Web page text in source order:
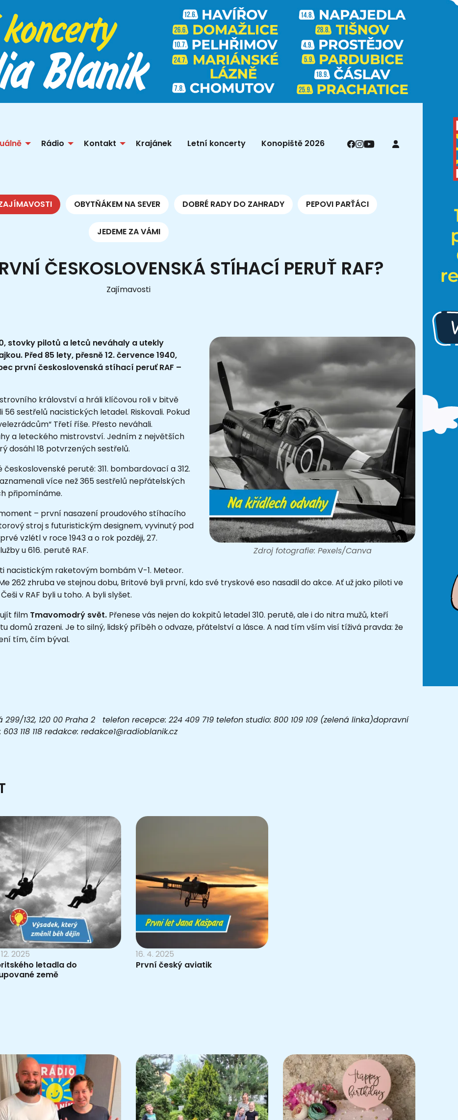
Rádio Kontakt Krajánek Letní koncerty Konopiště 2026
OBYTŇÁKEM NA SEVER DOBRÉ RADY DO ZAHRADY PEPOVI PARŤÁCI
JEDEME ZA VÁMI
ČESKOSLOVENSKÁ STÍHACÍ PERUŤ RAF?
Zajímavosti
Zdroj fotografie: Pexels/Canva
stovky pilotů a letců neváhaly a utekly
Před 85 lety, přesně 12. července 1940,
první československá stíhací peruť RAF –
království a hráli klíčovou roli v bitvě
56 sestřelů nacistických letadel. Riskovali. Pokud
Třetí říše. Přesto neváhali.
a leteckého mistrovství. Jedním z největších
dosáhl 18 potvrzených sestřelů.
perutě: 311. bombardovací a 312.
více než 365 sestřelů nepřátelských
připomínáme.
– první nasazení proudového stíhacího
stroj s futuristickým designem, vyvinutý pod
vzlétl v roce 1943 a o rok později, 27.
u 616. perutě RAF.
nacistickým raketovým bombám V-1. Meteor.
262 zhruba ve stejnou dobu, Britové byli první, kdo své tryskové eso nasadil do akce. Ať už jako piloti ve
v RAF byli u toho. A byli slyšet.
film Tmavomodrý svět. Přenese vás nejen do kokpitů letadel 310. perutě, ale i do nitra mužů, kteří
domů zrazeni. Je to silný, lidský příběh o odvaze, přátelství a lásce. A nad tím vším visí tíživá pravda: že
tím, čím býval.
299/132, 120 00 Praha 2 telefon recepce: 224 409 719 telefon studio: 800 109 109 (zelená linka)dopravní
603 118 118 redakce: redakce1@radioblanik.cz
2025
letadla do
země
16. 4. 2025
První český aviatik